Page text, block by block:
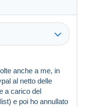
#1658349
anche a me, in
al netto delle
a carico del
e poi ho annullato